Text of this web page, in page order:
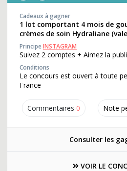
Commentaires 0 Note
Cadeaux à gagner
1 lot comportant 4 mois de
crèmes de soin Hydraliane
PrincipeINSTAGRAM
Suivez 2 comptes + Aimez la
Conditions
Le concours est ouvert à toute
France
Consulter les
VOIR LE